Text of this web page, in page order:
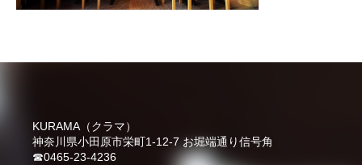
KURAMA（クラマ）
神奈川県小田原市栄町1-12-7 お堀端通り信号角
☎0465-23-4236